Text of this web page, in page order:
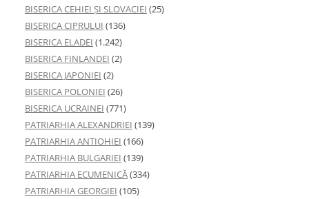
BISERICA CEHIEI ŞI SLOVACIEI (25)
BISERICA CIPRULUI (136)
BISERICA ELADEI (1.242)
BISERICA FINLANDEI (2)
BISERICA JAPONIEI (2)
BISERICA POLONIEI (26)
BISERICA UCRAINEI (771)
PATRIARHIA ALEXANDRIEI (139)
PATRIARHIA ANTIOHIEI (166)
PATRIARHIA BULGARIEI (139)
PATRIARHIA ECUMENICĂ(334)
PATRIARHIA GEORGIEI (105)